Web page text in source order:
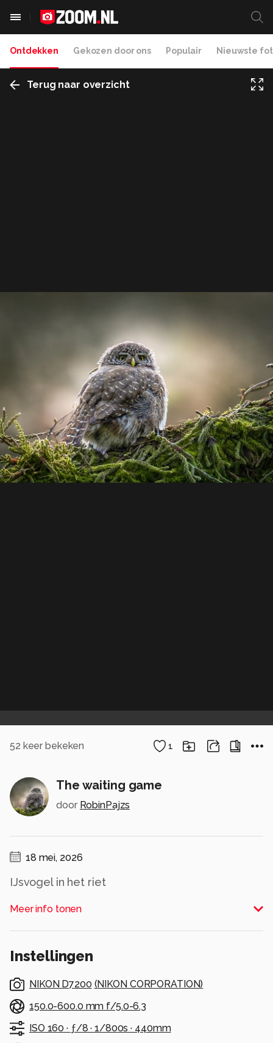
Ontdekken Gekozen door ons Populair Nieuwste
Terug naar overzicht
52 keer bekeken 1
The waiting game
door RobinPajzs
18 mei, 2026
IJsvogel in het riet
Alle rechten voorbehouden
Meer info tonen
Instellingen
NIKON D7200 (NIKON CORPORATION)
150.0-600.0 mm f/5.0-6.3
ISO 160 · ƒ/8 ·1/800s · 440mm